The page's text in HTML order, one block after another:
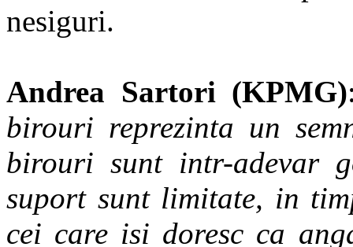
nesiguri.
Andrea Sartori (KPMG)
birouri reprezinta un
birouri sunt intr-adevar
suport sunt limitate, in
cei care isi doresc ca